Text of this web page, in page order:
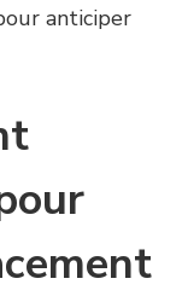
anticiper